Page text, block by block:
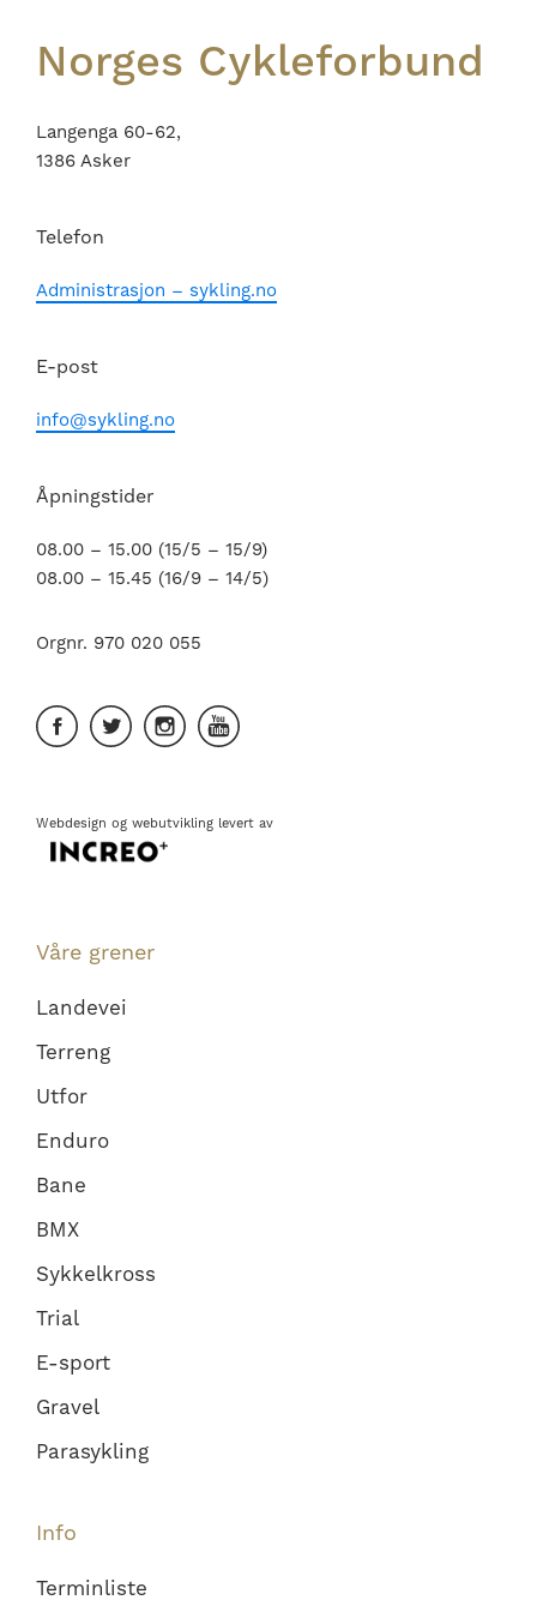
Norges Cykleforbund
Langenga 60-62,
1386 Asker
Telefon
Administrasjon – sykling.no
E-post
info@sykling.no
Åpningstider
08.00 – 15.00 (15/5 – 15/9)
08.00 – 15.45 (16/9 – 14/5)
Orgnr. 970 020 055
Webdesign og webutvikling levert av
Våre grener
Landevei
Terreng
Utfor
Enduro
Bane
BMX
Sykkelkross
Trial
E-sport
Gravel
Parasykling
Info
Terminliste